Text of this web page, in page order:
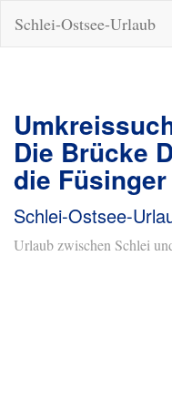
Schlei-Ostsee-Urlaub
Die Brücke
die
Schlei-Ostsee-
Urlaub zwischen Schlei